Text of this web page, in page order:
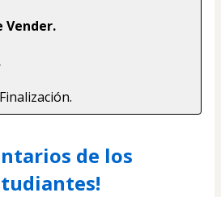
Vender.
de los